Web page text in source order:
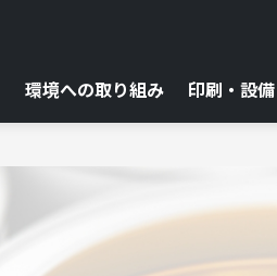
環境への取り組み 印刷・設備